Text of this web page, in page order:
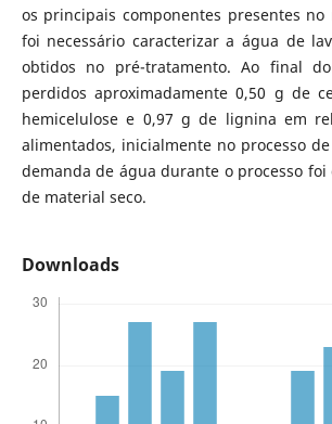
os principais componentes presentes no
foi necessário caracterizar a água de
obtidos no pré-tratamento. Ao final
perdidos aproximadamente 0,50 g de
hemicelulose e 0,97 g de lignina em
alimentados, inicialmente no processo
demanda de água durante o processo foi
de material seco.
Downloads